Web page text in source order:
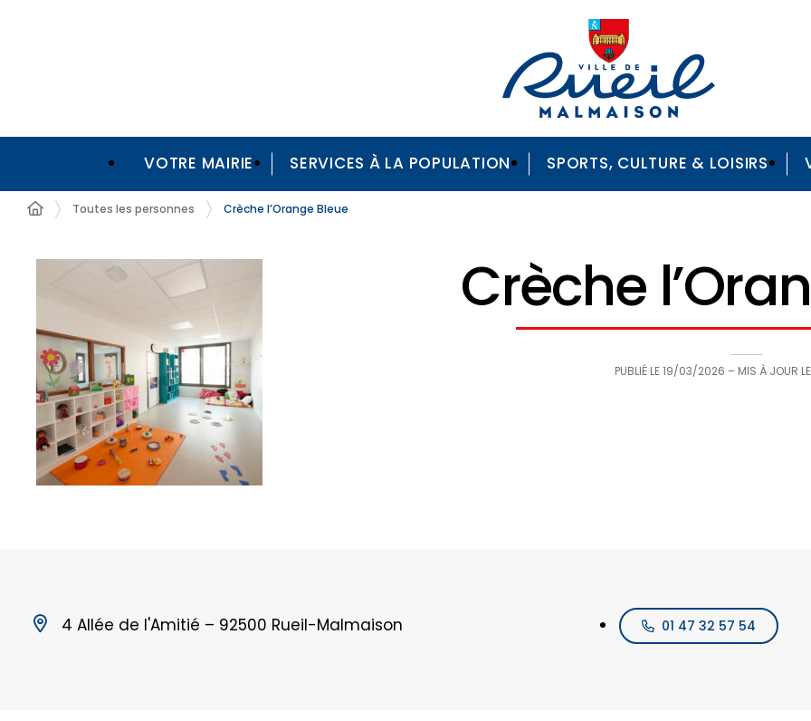
VOTRE MAIRIE SERVICES À LA POPULATION SPORTS, CULTURE & LOISIRS
Toutes les personnes Crèche l’Orange Bleue
Crèche
PUBLIÉ LE19/03/2026 – MIS À JOUR LE
4 Allée de l'Amitié – 92500 Rueil-Malmaison 01 47 32 57 54